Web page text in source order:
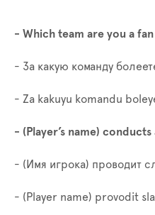
- Which team are you a
- За какую команду
- Za kakuyu komandu
- (Player’s name) conducts
- (Имя игрока) проводит
- (Player name) provodit